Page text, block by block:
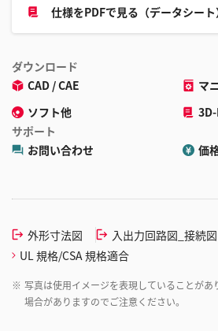
仕様をPDFで見る（データシート
ダウンロード
CAD / CAE
マ
ソフト他
サポート
お問い合わせ
価
外形寸法図
入出力回路図_接続図
UL 規格/CSA 規格適合
※ 写真は使用イメージを表現していることがあ
場合がありますのでご注意ください。